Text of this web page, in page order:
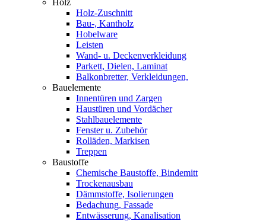
Holz
Holz-Zuschnitt
Bau-, Kantholz
Hobelware
Leisten
Wand- u. Deckenverkleidung
Parkett, Dielen, Laminat
Balkonbretter, Verkleidungen,
Bauelemente
Innentüren und Zargen
Haustüren und Vordächer
Stahlbauelemente
Fenster u. Zubehör
Rolläden, Markisen
Treppen
Baustoffe
Chemische Baustoffe, Bindemitt
Trockenausbau
Dämmstoffe, Isolierungen
Bedachung, Fassade
Entwässerung, Kanalisation